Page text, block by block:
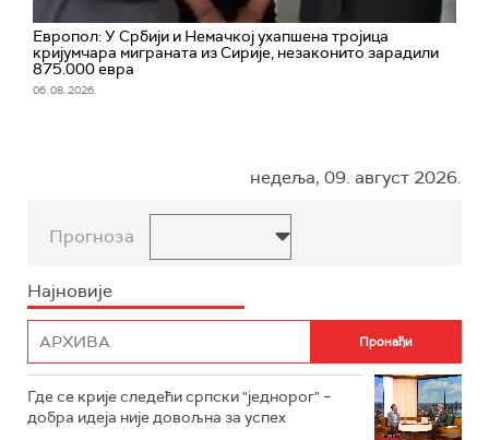
Европол: У Србији и Немачкој ухапшена тројица
кријумчара миграната из Сирије, незаконито зарадили
875.000 евра
06. 08. 2026.
недеља, 09. август 2026.
Прогноза
Најновије
Где се крије следећи српски "једнорог" –
добра идеја није довољна за успех